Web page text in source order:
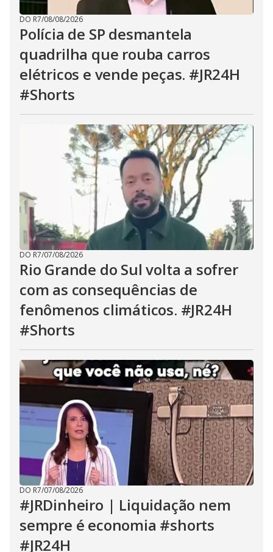
DO R7/08/08/2026
Polícia de SP desmantela
quadrilha que rouba carros
elétricos e vende peças. #JR24H
#Shorts
DO R7/07/08/2026
Rio Grande do Sul volta a sofrer
com as consequências de
fenômenos climáticos. #JR24H
#Shorts
DO R7/07/08/2026
#JRDinheiro | Liquidação nem
sempre é economia #shorts
#JR24H